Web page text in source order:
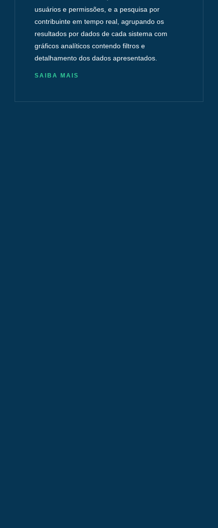
usuários e permissões, e a pesquisa por
contribuinte em tempo real, agrupando os
resultados por dados de cada sistema com
gráficos analíticos contendo filtros e
detalhamento dos dados apresentados.
SAIBA MAIS